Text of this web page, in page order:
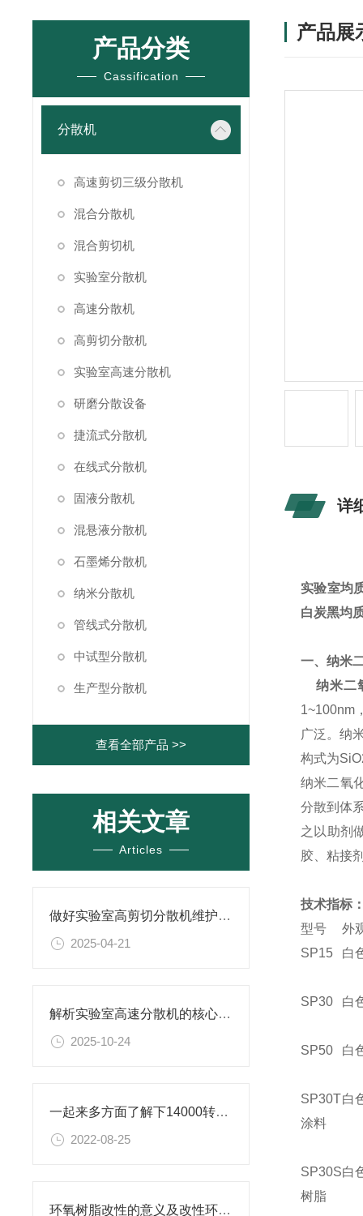
产品分类
Cassification
分散机
高速剪切三级分散机
混合分散机
混合剪切机
实验室分散机
高速分散机
高剪切分散机
实验室高速分散机
研磨分散设备
捷流式分散机
在线式分散机
固液分散机
混悬液分散机
石墨烯分散机
纳米分散机
管线式分散机
中试型分散机
生产型分散机
查看全部产品 >>
相关文章
Articles
做好实验室高剪切分散机维护的实用小技巧，别错过！
2025-04-21
解析实验室高速分散机的核心构造及原理
2025-10-24
一起来多方面了解下14000转分散机是什么？
2022-08-25
环氧树脂改性的意义及改性环氧树脂研磨分散机的相关介绍
产品展
详
实验室均
白炭黑均
一、纳米
纳米二
1~100nm
广泛。纳
构式为
纳米二氧
分散到体
之以助剂
胶、粘接
技术指标
型号
外
SP15
白
SP30 白
SP50 白
SP30T
涂料
白
SP30S
树脂
白